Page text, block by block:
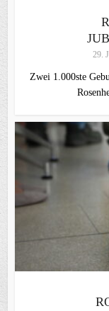
29.
Zwei 1.000ste